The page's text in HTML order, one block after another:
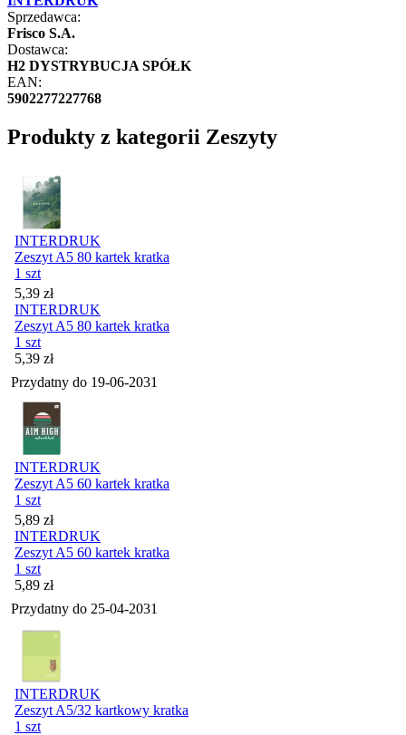
Sprzedawca:
Frisco S.A.
Dostawca:
H2 DYSTRYBUCJA SPÓŁK
EAN:
5902277227768
Produkty z kategorii Zeszyty
INTERDRUK
Zeszyt A5 80 kartek kratka
1 szt
Cena
5,39 zł
INTERDRUK
Zeszyt A5 80 kartek kratka
1 szt
Cena
5,39 zł
Przydatny do 19-06-2031
INTERDRUK
Zeszyt A5 60 kartek kratka
1 szt
Cena
5,89 zł
INTERDRUK
Zeszyt A5 60 kartek kratka
1 szt
Cena
5,89 zł
Przydatny do 25-04-2031
INTERDRUK
Zeszyt A5/32 kartkowy kratka
1 szt